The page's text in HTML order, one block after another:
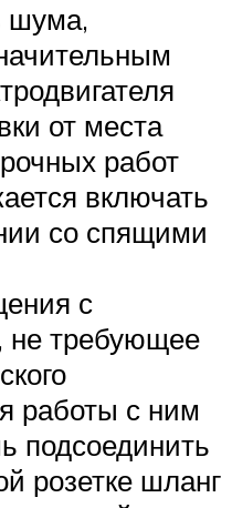
шума,
от места
работ
включать
со спящими
с
не требующее
работы с ним
подсоединить
розетке шланг